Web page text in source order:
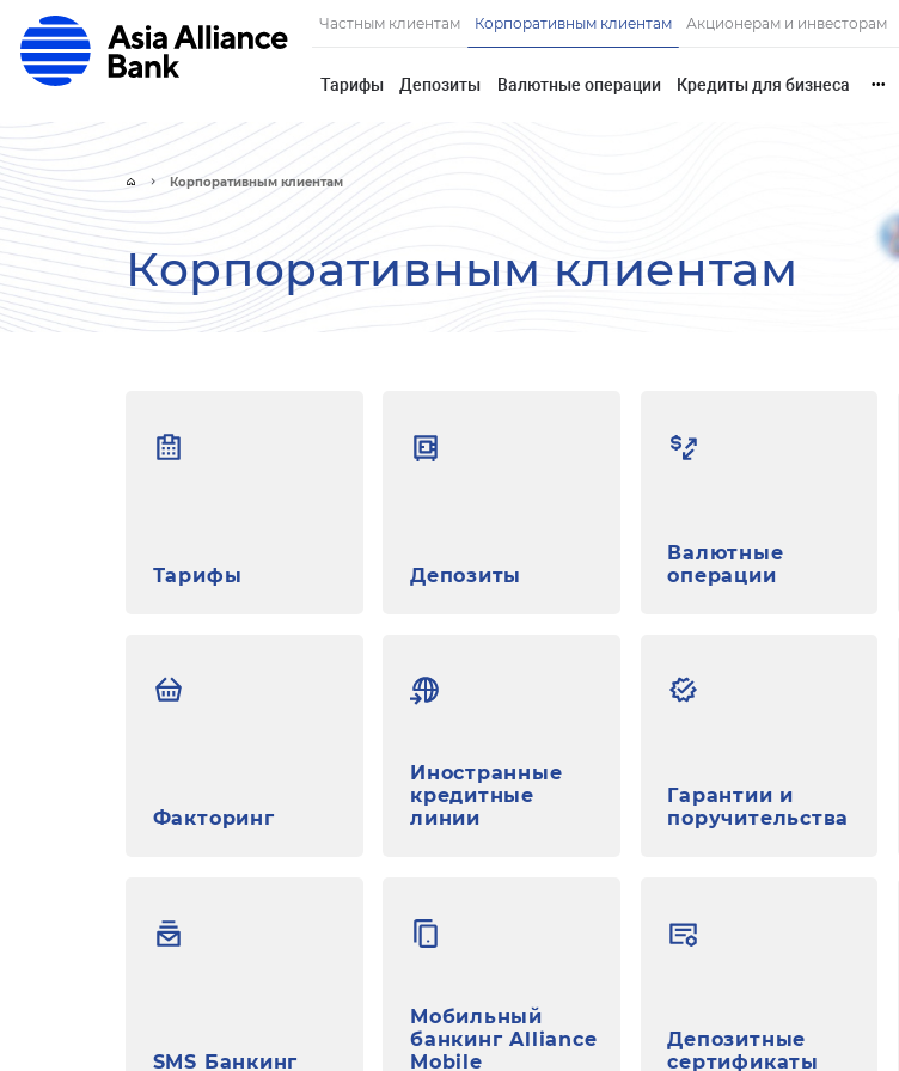
Частным клиентам Корпоративным клиентам Акционерам и инвесторам
Тарифы Депозиты Валютные операции Кредиты для бизнеса •••
Корпоративным клиентам
Корпоративным клиентам
Тарифы Депозиты
Валютные
операции
Факторинг
Иностранные
кредитные
линии
Гарантии и
поручительства
SMS Банкинг
Мобильный
банкинг Alliance
Mobile
Депозитные
сертификаты